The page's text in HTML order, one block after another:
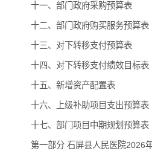
十一、部门政府采购预算表
十二、部门政府购买服务预算表
十三、对下转移支付预算表
十四、对下转移支付绩效目标表
十五、新增资产配置表
十六、上级补助项目支出预算表
十七、部门项目中期规划预算表
第一部分 石屏县人民医院2026